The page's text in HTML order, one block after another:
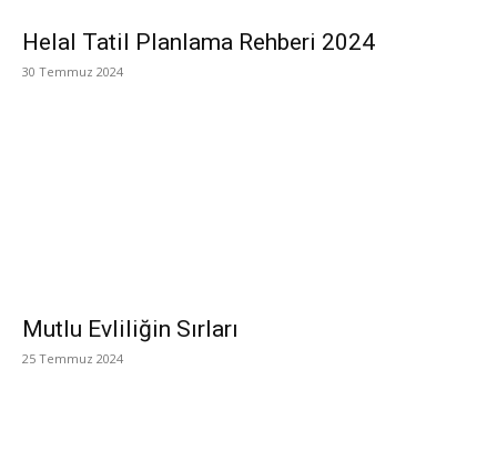
Helal Tatil Planlama Rehberi 2024
30 Temmuz 2024
Mutlu Evliliğin Sırları
25 Temmuz 2024